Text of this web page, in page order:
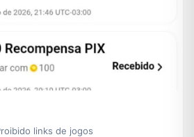
ajuda na temu Proibido links de jogos